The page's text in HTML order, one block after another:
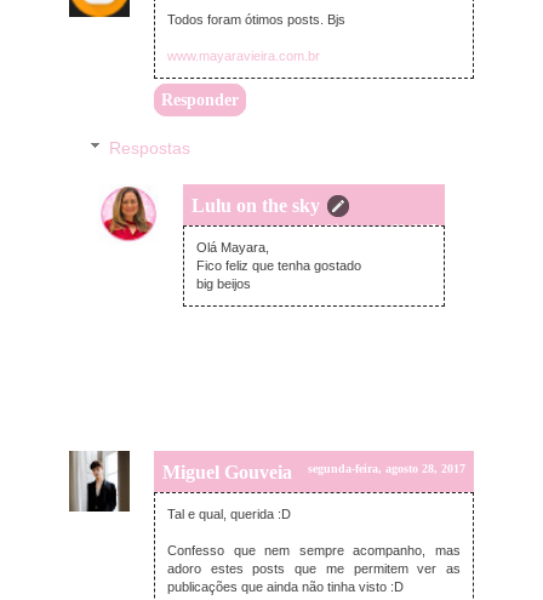
Todos foram ótimos posts. Bjs
www.mayaravieira.com.br
Responder
Respostas
Lulu on the sky
segunda-feira, agosto 28, 2017
Olá Mayara,
Fico feliz que tenha gostado
big beijos
Miguel Gouveia segunda-feira, agosto 28, 2017
Tal e qual, querida :D
Confesso que nem sempre acompanho, mas
adoro estes posts que me permitem ver as
publicações que ainda não tinha visto :D